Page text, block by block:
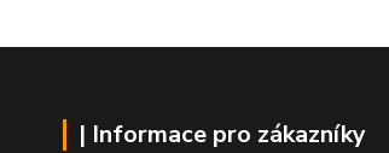
| Informace pro zákazníky